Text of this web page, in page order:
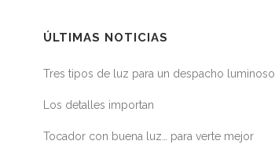
ÚLTIMAS NOTICIAS
Tres tipos de luz para un despacho luminoso
Los detalles importan
Tocador con buena luz… para verte mejor